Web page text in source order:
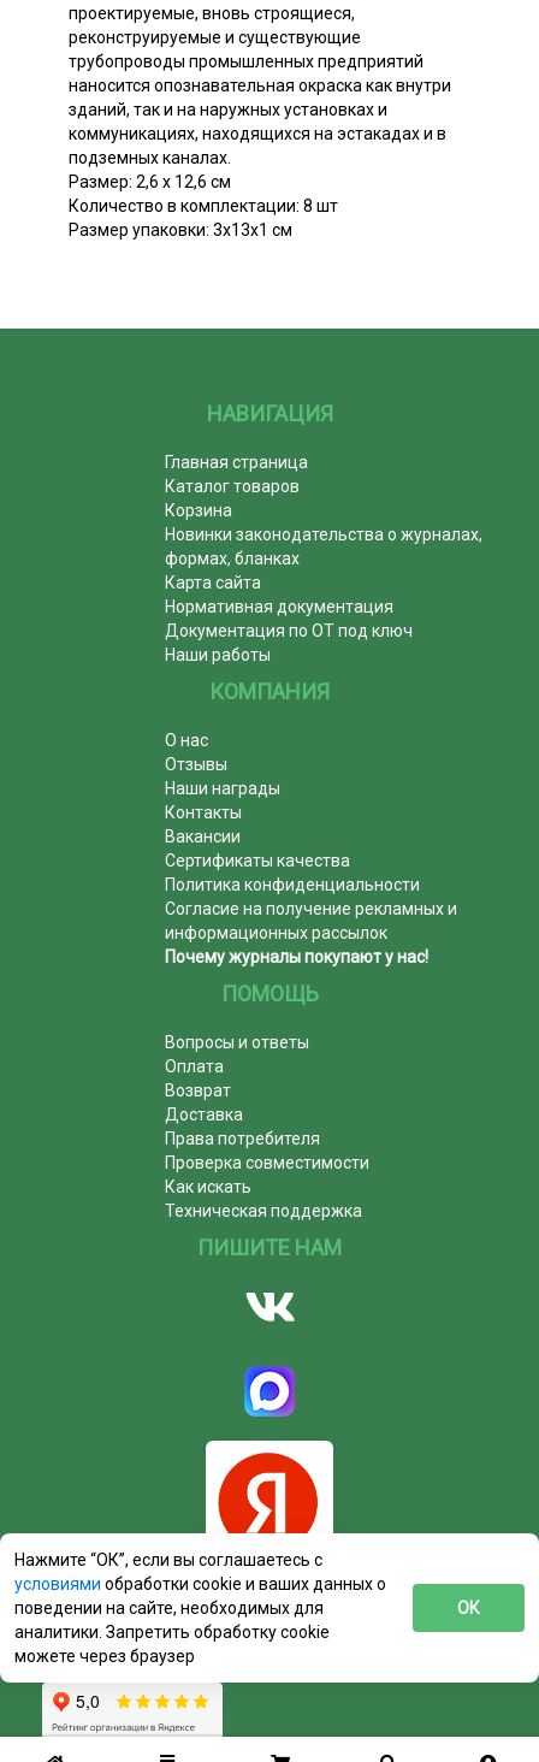
проектируемые, вновь строящиеся,
реконструируемые и существующие
трубопроводы промышленных предприятий
наносится опознавательная окраска как внутри
зданий, так и на наружных установках и
коммуникациях, находящихся на эстакадах и в
подземных каналах.
Размер: 2,6 х 12,6 см
Количество в комплектации: 8 шт
Размер упаковки: 3х13х1 см
НАВИГАЦИЯ
Главная страница
Каталог товаров
Корзина
Новинки законодательства о журналах,
формах, бланках
Карта сайта
Нормативная документация
Документация по ОТ под ключ
Наши работы
КОМПАНИЯ
О нас
Отзывы
Наши награды
Контакты
Вакансии
Сертификаты качества
Политика конфиденциальности
Согласие на получение рекламных и
информационных рассылок
Почему журналы покупают у нас!
ПОМОЩЬ
Вопросы и ответы
Оплата
Возврат
Доставка
Права потребителя
Проверка совместимости
Как искать
Техническая поддержка
ПИШИТЕ НАМ
Нажмите “ОК”, если вы соглашаетесь с
условиями обработки cookie и ваших данных о
поведении на сайте, необходимых для
аналитики. Запретить обработку cookie
можете через браузер
ОК